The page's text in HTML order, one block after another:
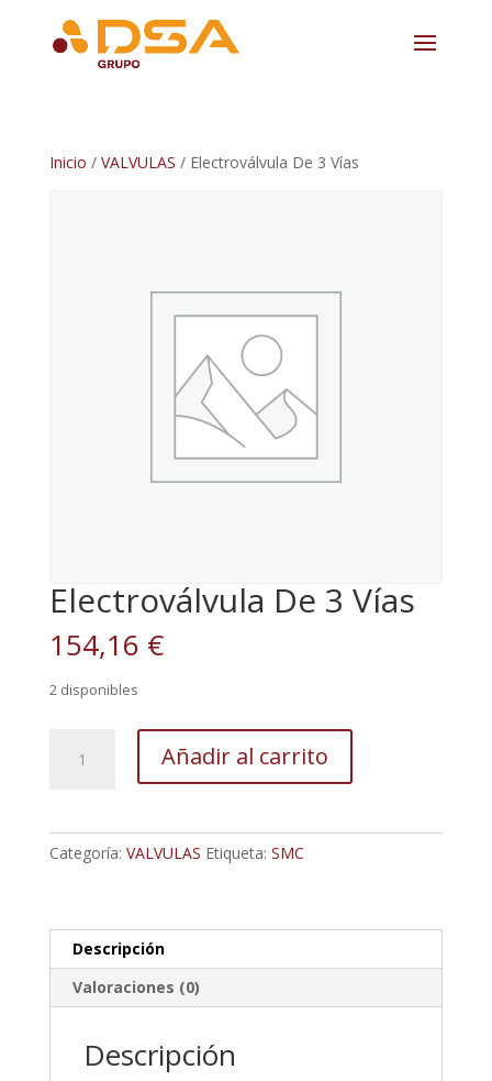
Inicio / VALVULAS / Electroválvula De 3 Vías
Electroválvula De 3 Vías
154,16 €
2 disponibles
cantidad
Añadir al carrito
Categoría: VALVULAS Etiqueta: SMC
Descripción
Valoraciones (0)
Descripción